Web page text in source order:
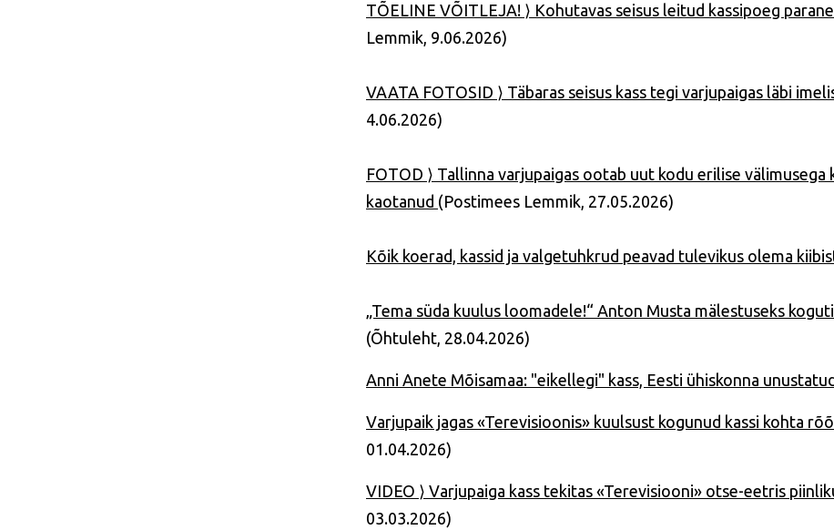
TÕELINE VÕITLEJA! ⟩ Kohutavas seisus leitud kassipoeg
Lemmik, 9.06.2026)
VAATA FOTOSID ⟩ Täbaras seisus kass tegi varjupaigas läbi
4.06.2026)
FOTOD ⟩ Tallinna varjupaigas ootab uut kodu erilise välimusega
kaotanud (Postimees Lemmik, 27.05.2026)
Kõik koerad, kassid ja valgetuhkrud peavad tulevikus olema
„Tema süda kuulus loomadele!“ Anton Musta mälestuseks
(Õhtuleht, 28.04.2026)
Anni Anete Mõisamaa: "eikellegi" kass, Eesti ühiskonna
Varjupaik jagas «Terevisioonis» kuulsust kogunud kassi kohta
01.04.2026)
VIDEO ⟩ Varjupaiga kass tekitas «Terevisiooni» otse-eetris
03.03.2026)